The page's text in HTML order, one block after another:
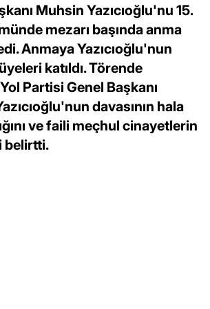
Muhsin Yazıcıoğlu'nu 15.
mezarı başında anma
Anmaya Yazıcıoğlu'nun
katıldı. Törende
Partisi Genel Başkanı
davasının hala
ve faili meçhul cinayetlerin
belirtti.